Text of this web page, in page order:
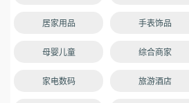
居家用品 手表饰品
母婴儿童 综合商家
家电数码 旅游酒店